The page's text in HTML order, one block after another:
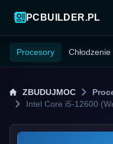
PCBUILDER.PL
Procesory Chłodzenie
ZBUDUJMOC
Intel Core i5-12600